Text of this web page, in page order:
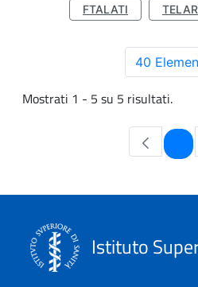
FTALATI
40
Mostrati 1 - 5 su 5 risultati.
Istituto